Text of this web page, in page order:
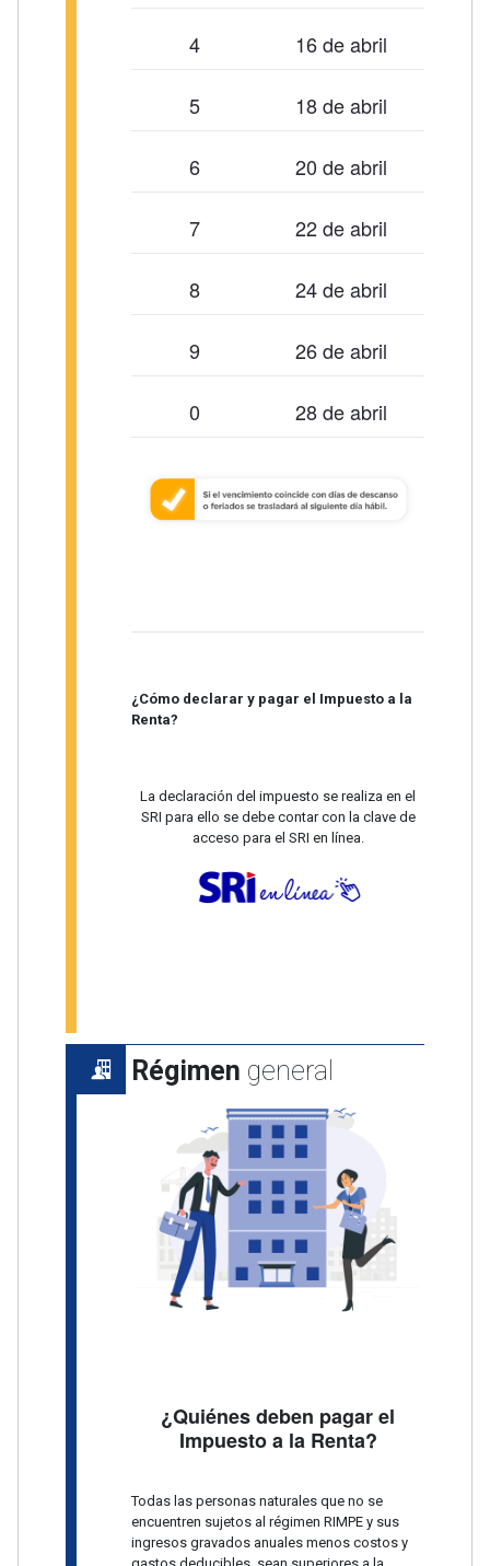
4 16 de abril
5 18 de abril
6 20 de abril
7 22 de abril
8 24 de abril
9 26 de abril
0 28 de abril
¿Cómo declarar y pagar el Impuesto a la
Renta?
La declaración del impuesto se realiza en el
SRI para ello se debe contar con la clave de
acceso para el SRI en línea.
Régimen general
¿Quiénes deben pagar el
Impuesto a la Renta?
Todas las personas naturales que no se
encuentren sujetos al régimen RIMPE y sus
ingresos gravados anuales menos costos y